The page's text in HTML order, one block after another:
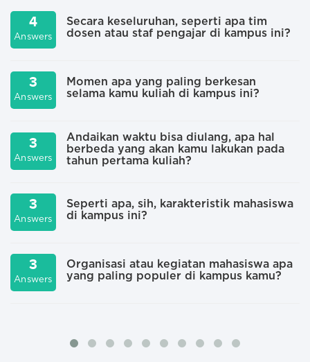
4
Answers
Secara keseluruhan, seperti apa tim
dosen atau staf pengajar di kampus ini?
3
Answers
Momen apa yang paling berkesan
selama kamu kuliah di kampus ini?
3
Answers
Andaikan waktu bisa diulang, apa hal
berbeda yang akan kamu lakukan pada
tahun pertama kuliah?
3
Answers
Seperti apa, sih, karakteristik mahasiswa
di kampus ini?
3
Answers
Organisasi atau kegiatan mahasiswa apa
yang paling populer di kampus kamu?